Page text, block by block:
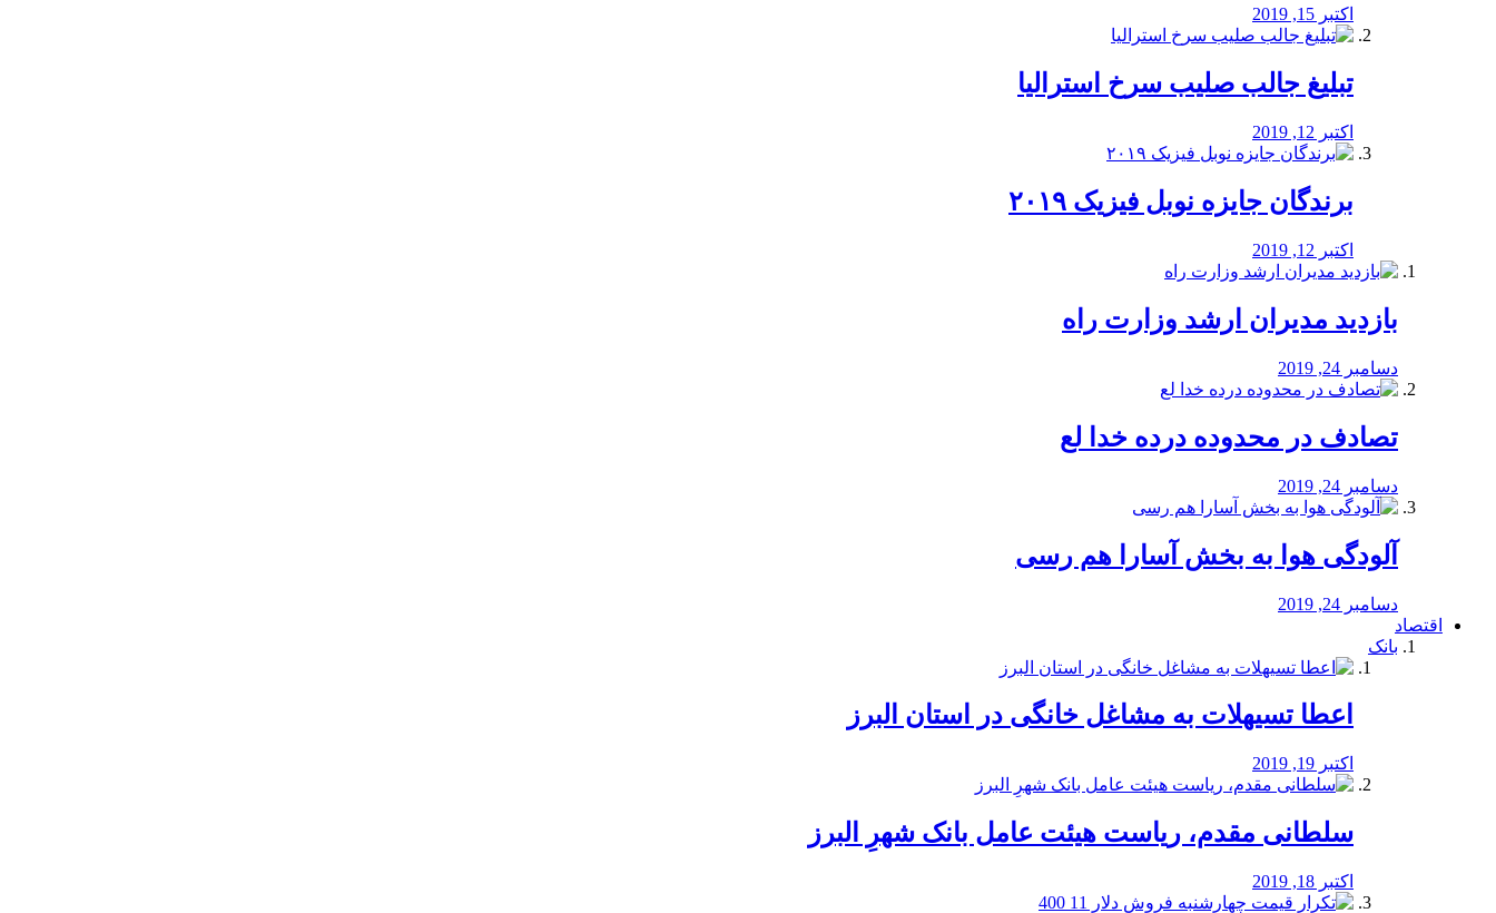
اکتبر 15, 2019
تبلیغ جالب صلیب سرخ استرالیا
اکتبر 12, 2019
برندگان جایزه نوبل فیزیک ۲۰۱۹
اکتبر 12, 2019
بازدید مدیران ارشد وزارت راه
دسامبر 24, 2019
تصادف در محدوده درده خدا لع
دسامبر 24, 2019
آلودگی هوا به بخش آسارا هم رسی
دسامبر 24, 2019
اقتصاد
بانک
️اعطا تسیهلات به مشاغل خانگی در استان البرز
اکتبر 19, 2019
سلطانی مقدم، ریاست هیئت عامل بانک شهرِ البرز
اکتبر 18, 2019